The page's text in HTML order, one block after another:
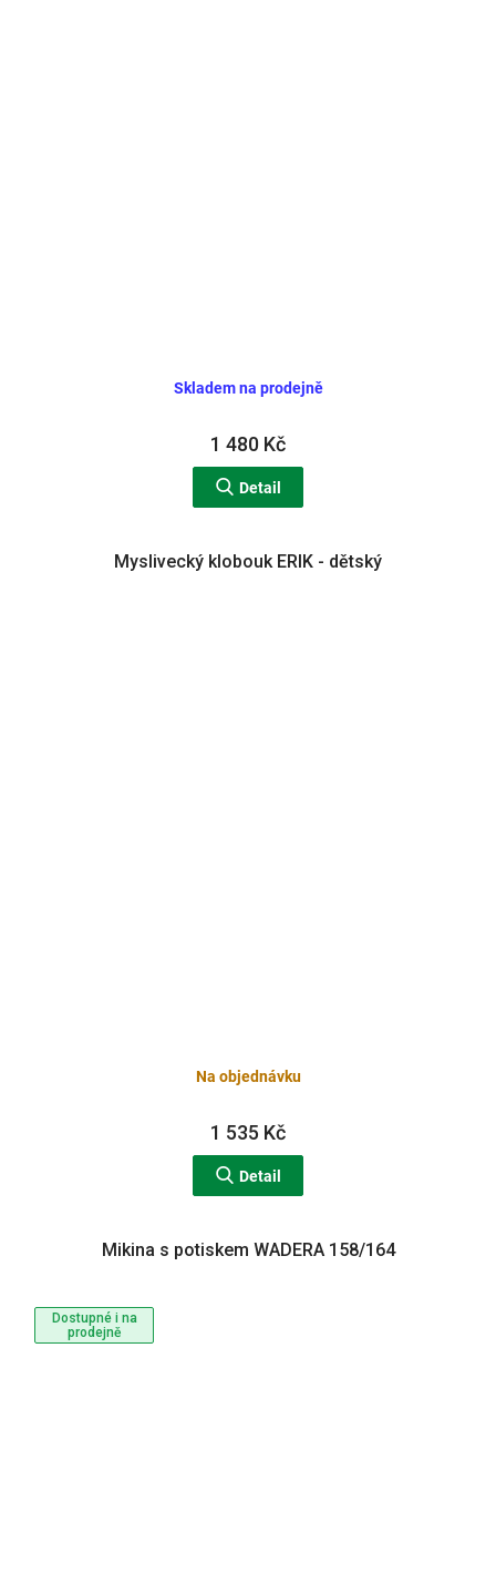
Skladem na prodejně
1 480 Kč
Detail
Myslivecký klobouk ERIK - dětský
Na objednávku
1 535 Kč
Detail
Dostupné i na
prodejně
Mikina s potiskem WADERA 158/164